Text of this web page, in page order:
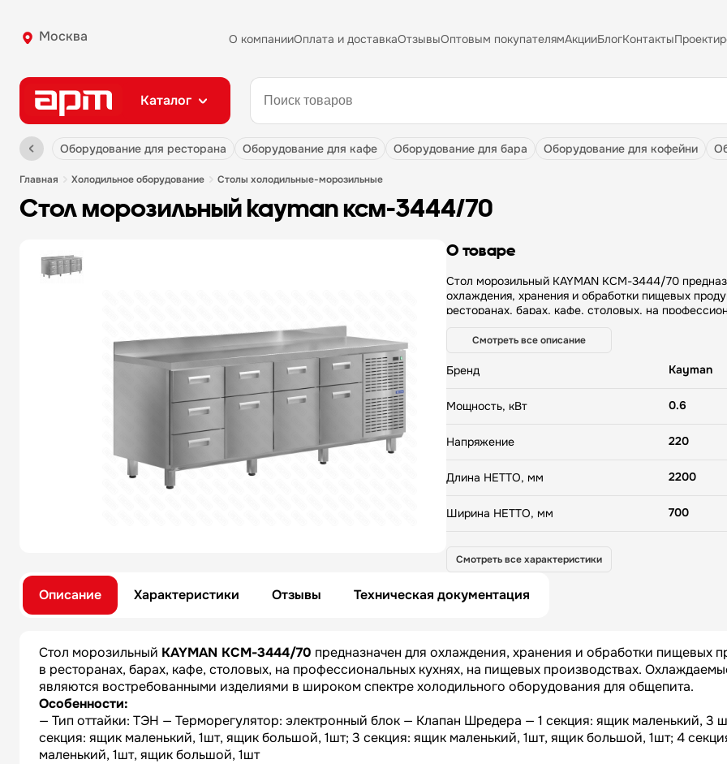
Москва О компанииОплата и доставкаОтзывыОптовым покупателямАкцииБлогКонтакты
Каталог
оборудование для ресторана оборудование для кафе оборудование для бара оборудование для кофейни
главная холодильное оборудование столы холодильные-морозильные
стол морозильный kayman ксм-3444/70
О товаре
Стол морозильный KAYMAN KСМ-3444/70
охлаждения, хранения и обработки пищевых
ресторанах, барах, кафе, столовых, на
являются востребованными изделиями в широком
Тип оттайки: ТЭН — Терморегулятор: электронный
ящик маленький, 1шт, ящик большой, 1шт; 3 секция:
маленький, 1шт, ящик большой, 1шт; 4 секция: ящик
Смотреть все описание
Бренд Kayman
Мощность, кВт 0.6
Напряжение 220
Длина НЕТТО, мм 2200
Ширина НЕТТО, мм 700
Ширина БРУТТО, мм 920
Высота БРУТТО, мм 1040
Вес БРУТТО, кг 200
Смотреть все характеристики
Описание Характеристики Отзывы Техническая документация
Стол морозильный KAYMAN KСМ-3444/70 предназначен для охлаждения, хранения и обработки пищевых
в ресторанах, барах, кафе, столовых, на профессиональных кухнях, на пищевых производствах.
являются востребованными изделиями в широком спектре холодильного оборудования для общепита.
Особенности:
— Тип оттайки: ТЭН — Терморегулятор: электронный блок — Клапан Шредера — 1 секция: ящик маленький, 3
секция: ящик маленький, 1шт, ящик большой, 1шт; 3 секция: ящик маленький, 1шт, ящик большой, 1шт; 4
маленький, 1шт, ящик большой, 1шт